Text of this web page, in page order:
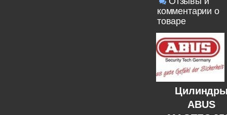
комментарии о
товаре
ABUS